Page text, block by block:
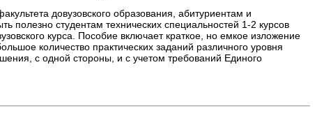
довузовского образования, абитуриентам и
полезно студентам технических специальностей 1-2 курсов
курса. Пособие включает краткое, но емкое изложение
количество практических заданий различного уровня
с одной стороны, и с учетом требований Единого